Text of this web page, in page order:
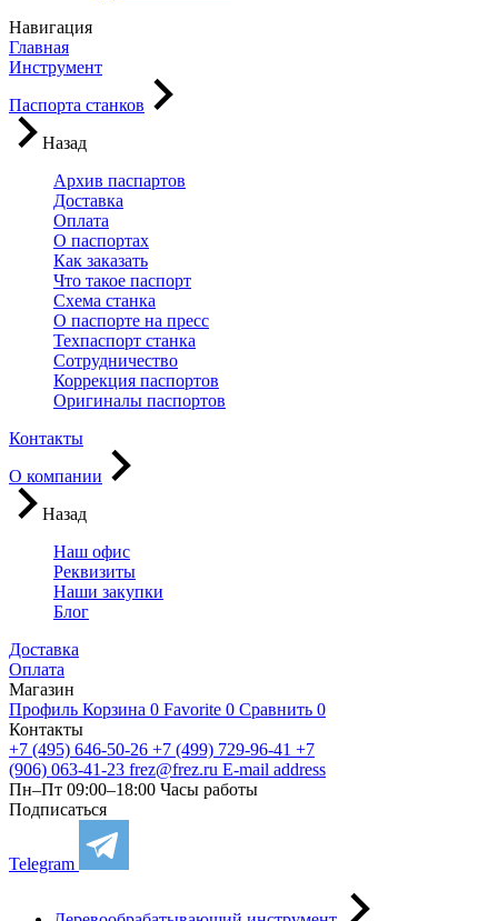
Навигация
Главная
Инструмент
Паспорта станков
Назад
Архив паспартов
Доставка
Оплата
О паспортах
Как заказать
Что такое паспорт
Схема станка
О паспорте на пресс
Техпаспорт станка
Сотрудничество
Коррекция паспортов
Оригиналы паспортов
Контакты
О компании
Назад
Наш офис
Реквизиты
Наши закупки
Блог
Доставка
Оплата
Магазин
Профиль Корзина 0 Favorite 0 Сравнить 0
Контакты
+7 (495) 646-50-26 +7 (499) 729-96-41 +7
(906) 063-41-23 frez@frez.ru E-mail address
Пн–Пт 09:00–18:00 Часы работы
Подписаться
Telegram